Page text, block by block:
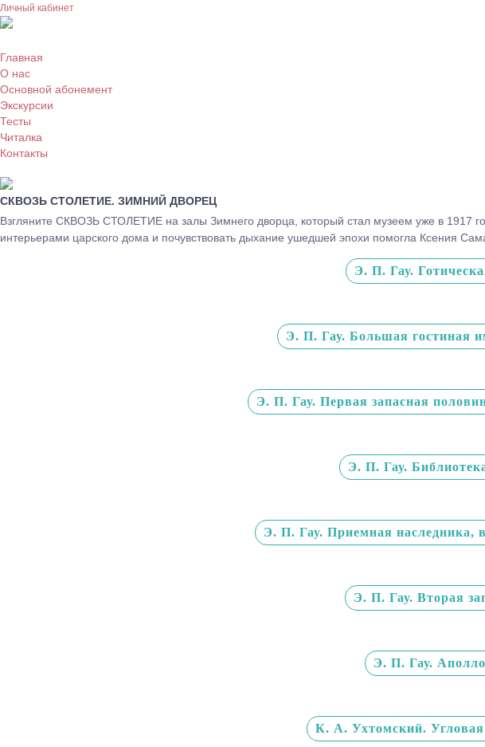
Личный кабинет
Главная
О нас
Основной абонемент
Экскурсии
Тесты
Читалка
Контакты
СКВОЗЬ СТОЛЕТИЕ. ЗИМНИЙ ДВОРЕЦ
Взгляните СКВОЗЬ СТОЛЕТИЕ на залы Зимнего дворца, который стал музеем уже в 1917
интерьерами царского дома и почувствовать дыхание ушедшей эпохи помогла Ксения
Э. П. Гау.
Э. П. Гау. Большая гостиная
Э. П. Гау. Первая запасная
Э. П. Гау.
Э. П. Гау. Приемная наследника,
Э. П. Гау. Вторая
Э. П. Гау.
К. А. Ухтомский. Угловая